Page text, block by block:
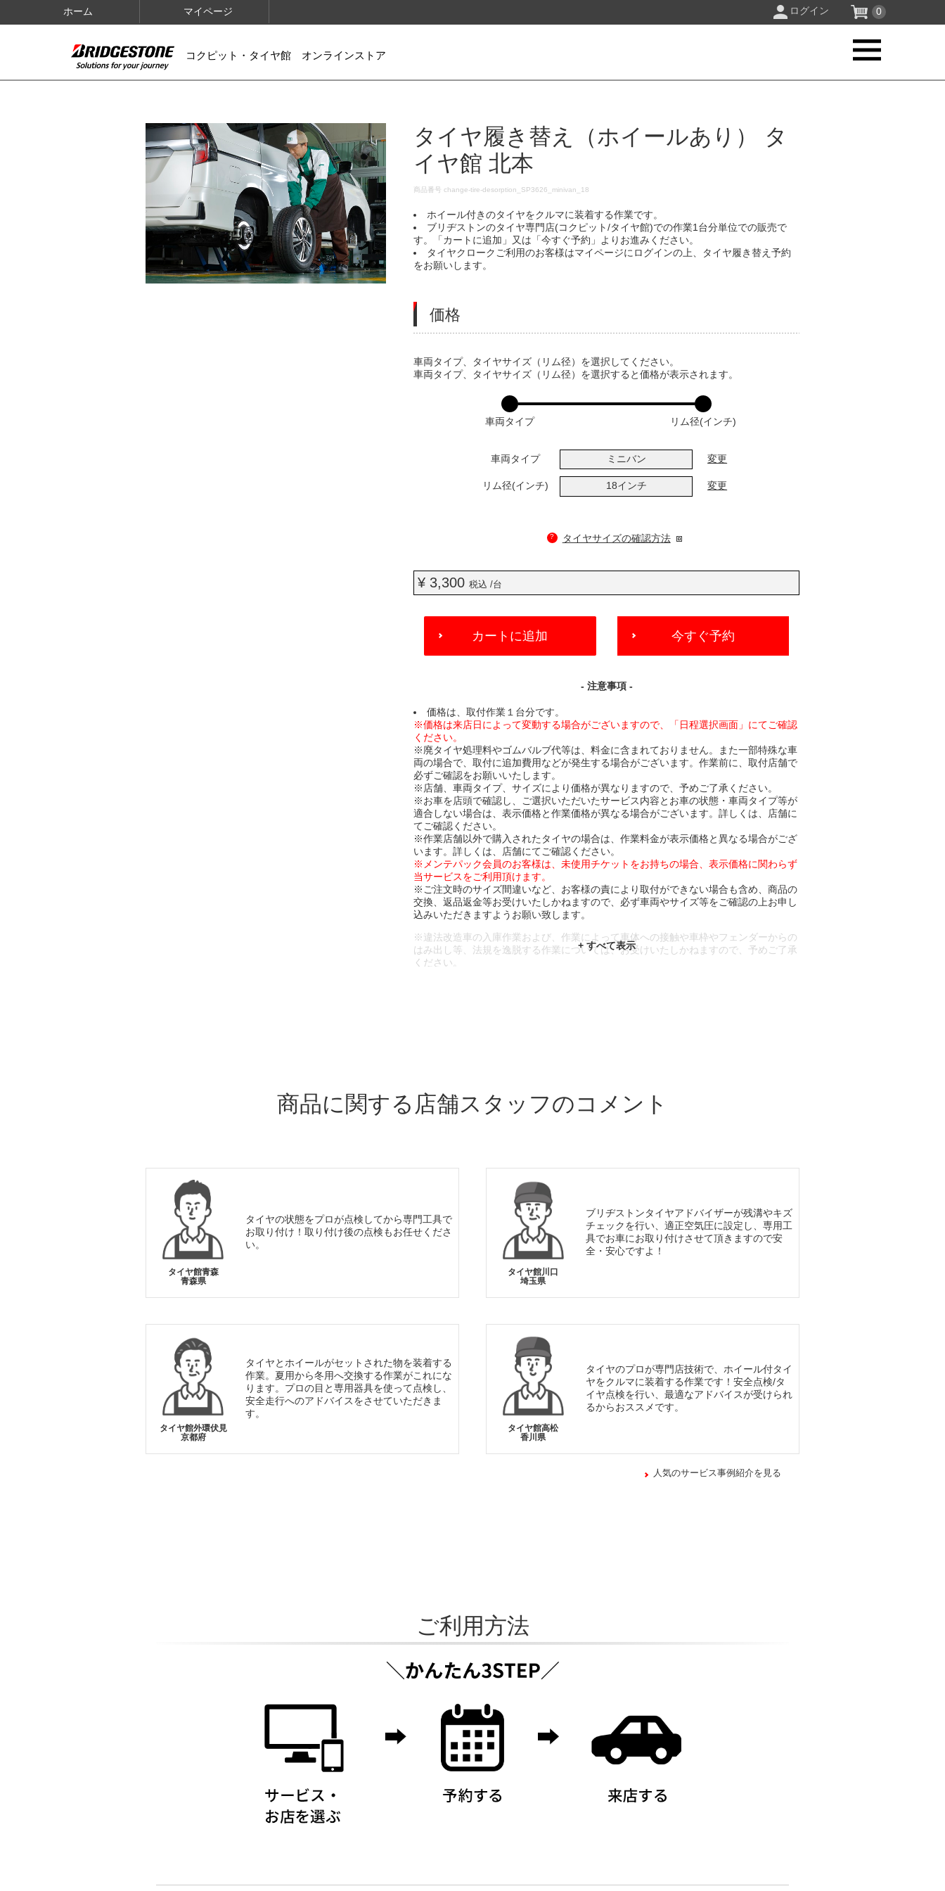
ホーム マイページ ログイン 0
コクピット・タイヤ館 オンラインストア
IMAGES
タイヤ履き替え（ホイールあり） タ
イヤ館 北本
DETAILS
商品番号change-tire-desorption_SP3626_minivan_18
ホイール付きのタイヤをクルマに装着する作業です。
ブリヂストンのタイヤ専門店(コクピット/タイヤ館)での作業1台分単位での販売で
す。「カートに追加」又は「今すぐ予約」よりお進みください。
タイヤクロークご利用のお客様はマイページにログインの上、タイヤ履き替え予約
をお願いします。
価格
VARIATIONS
車両タイプ、タイヤサイズ（リム径）を選択してください。
車両タイプ、タイヤサイズ（リム径）を選択すると価格が表示されます。
車両タイプ リム径(インチ)
車両タイプ ミニバン 変更
リム径(インチ) 18インチ 変更
? タイヤサイズの確認方法
¥ 3,300税込 /台
ADD
CART
カートに追加 今すぐ予約
- 注意事項 -
価格は、取付作業１台分です。
※価格は来店日によって変動する場合がございますので、「日程選択画面」にてご確認
ください。
※廃タイヤ処理料やゴムバルブ代等は、料金に含まれておりません。また一部特殊な車
両の場合で、取付に追加費用などが発生する場合がございます。作業前に、取付店舗で
必ずご確認をお願いいたします。
※店舗、車両タイプ、サイズにより価格が異なりますので、予めご了承ください。
※お車を店頭で確認し、ご選択いただいたサービス内容とお車の状態・車両タイプ等が
適合しない場合は、表示価格と作業価格が異なる場合がございます。詳しくは、店舗に
てご確認ください。
※作業店舗以外で購入されたタイヤの場合は、作業料金が表示価格と異なる場合がござ
います。詳しくは、店舗にてご確認ください。
※メンテパック会員のお客様は、未使用チケットをお持ちの場合、表示価格に関わらず
当サービスをご利用頂けます。
※ご注文時のサイズ間違いなど、お客様の責により取付ができない場合も含め、商品の
交換、返品返金等お受けいたしかねますので、必ず車両やサイズ等をご確認の上お申し
込みいただきますようお願い致します。
※違法改造車の入庫作業および、作業によって車体への接触や車枠やフェンダーからの
はみ出し等、法規を逸脱する作業については、お受けいたしかねますので、予めご了承
ください。
商品に関する店舗スタッフのコメント
タイヤ館青森
青森県
タイヤの状態をプロが点検してから専門工具で
お取り付け！取り付け後の点検もお任せくださ
い。
タイヤ館川口
埼玉県
ブリヂストンタイヤアドバイザーが残溝やキズ
チェックを行い、適正空気圧に設定し、専用工
具でお車にお取り付けさせて頂きますので安
全・安心ですよ！
タイヤ館外環伏見
京都府
タイヤとホイールがセットされた物を装着する
作業。夏用から冬用へ交換する作業がこれにな
ります。プロの目と専用器具を使って点検し、
安全走行へのアドバイスをさせていただきま
す。
タイヤ館高松
香川県
タイヤのプロが専門店技術で、ホイール付タイ
ヤをクルマに装着する作業です！安全点検/タ
イヤ点検を行い、最適なアドバイスが受けられ
るからおススメです。
人気のサービス事例紹介を見る
ご利用方法